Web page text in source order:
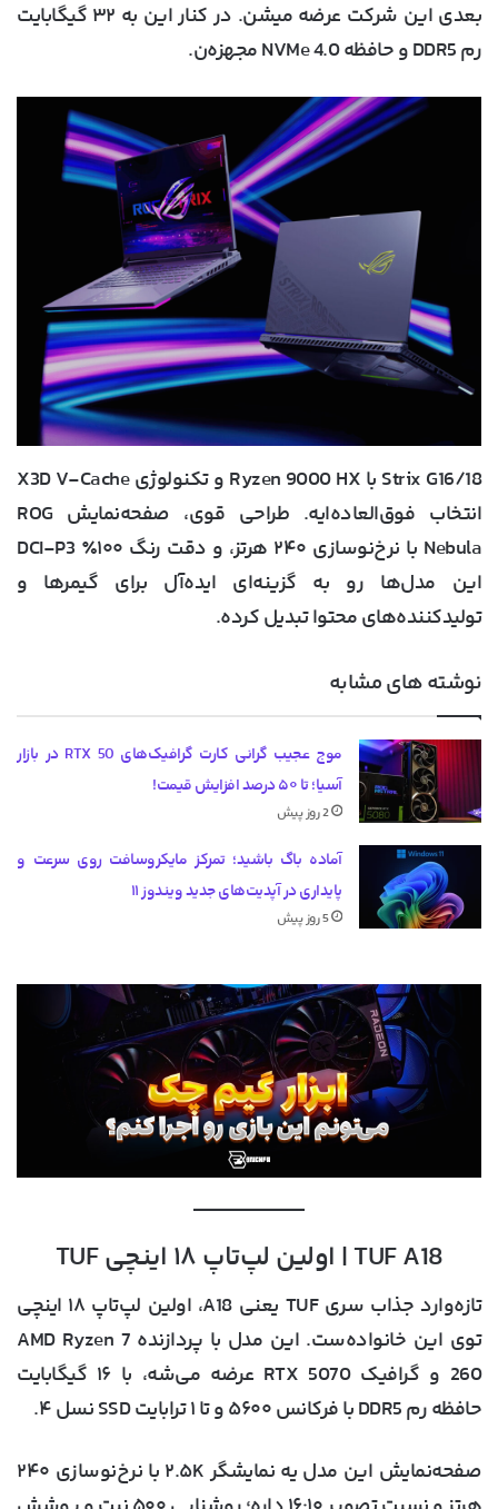
بعدی این شرکت عرضه میشن. در کنار این به
۳۲ گیگابایت
رم DDR5
و حافظه NVMe 4.0 مجهزه‌ن.
Strix G16/18 با Ryzen 9000 HX و تکنولوژیX3D V-Cache
انتخاب فوق‌العاده‌ایه. طراحی قوی، صفحه‌نمایش ROG
Nebula با نرخ‌نوسازی ۲۴۰ هرتز، و دقت رنگ ۱۰۰٪ DCI-P3
این مدل‌ها رو به گزینه‌ای ایده‌آل برای گیمرها و
تولیدکننده‌های محتوا تبدیل کرده.
نوشته های مشابه
موج عجیب گرانی کارت گرافیک‌های RTX 50 در بازار
آسیا؛ تا ۵۰ درصد افزایش قیمت!
2 روز پیش
آماده باگ باشید؛ تمرکز مایکروسافت روی سرعت و
پایداری در آپدیت‌های جدید ویندوز ۱۱
5 روز پیش
TUF A18 | اولین لپ‌تاپ ۱۸ اینچی TUF
تازه‌وارد جذاب سری TUF یعنی A18
، اولین لپ‌تاپ ۱۸ اینچی
توی این خانواده‌ست. این مدل با پردازنده AMD Ryzen 7
260 و گرافیکRTX 5070
عرضه می‌شه، با ۱۶ گیگابایت
حافظه رم DDR5 با فرکانس ۵۶۰۰ و تا
۱ ترابایت SSD نسل ۴
.
صفحه‌نمایش این مدل یه نمایشگر ۲.۵K با نرخ‌نوسازی ۲۴۰